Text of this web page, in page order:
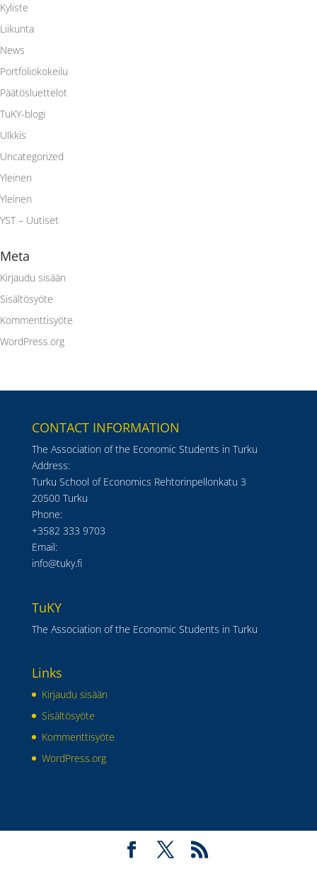
Kyliste
Liikunta
News
Portfoliokokeilu
Päätösluettelot
TuKY-blogi
Ulkkis
Uncategorized
Yleinen
Yleinen
YST – Uutiset
Meta
Kirjaudu sisään
Sisältösyöte
Kommenttisyöte
WordPress.org
CONTACT INFORMATION
The Association of the Economic Students in Turku
Address:
Turku School of Economics Rehtorinpellonkatu 3
20500 Turku
Phone:
+3582 333 9703
Email:
info@tuky.fi
TuKY
The Association of the Economic Students in Turku
Links
Kirjaudu sisään
Sisältösyöte
Kommenttisyöte
WordPress.org